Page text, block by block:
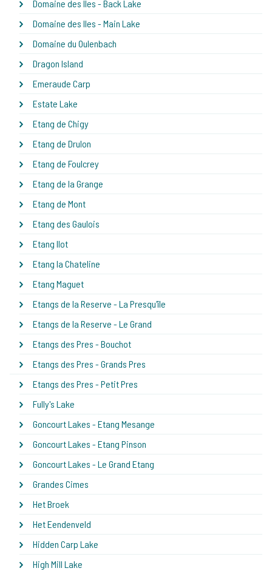
Domaine des Iles - Back Lake
Domaine des Iles - Main Lake
Domaine du Oulenbach
Dragon Island
Emeraude Carp
Estate Lake
Etang de Chigy
Etang de Drulon
Etang de Foulcrey
Etang de la Grange
Etang de Mont
Etang des Gaulois
Etang Ilot
Etang la Chateline
Etang Maguet
Etangs de la Reserve - La Presqu'île
Etangs de la Reserve - Le Grand
Etangs des Pres - Bouchot
Etangs des Pres - Grands Pres
Etangs des Pres - Petit Pres
Fully's Lake
Goncourt Lakes - Etang Mesange
Goncourt Lakes - Etang Pinson
Goncourt Lakes - Le Grand Etang
Grandes Cimes
Het Broek
Het Eendenveld
Hidden Carp Lake
High Mill Lake